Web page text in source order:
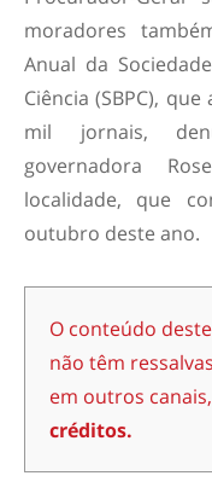
moradores
Anual da
Ciência (SBPC),
mil jornais,
governadora
localidade, que
outubro deste ano.
O conteúdo
não têm
em outros canais,
créditos.